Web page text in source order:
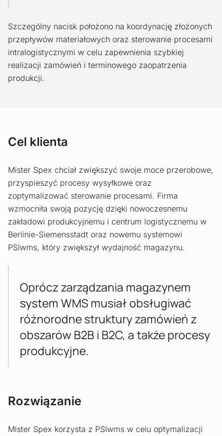
Szczególny nacisk położono na koordynację złożonych
przepływów materiałowych oraz sterowanie procesami
intralogistycznymi w celu zapewnienia szybkiej
realizacji zamówień i terminowego zaopatrzenia
produkcji.
Cel klienta
Mister Spex chciał zwiększyć swoje moce przerobowe,
przyspieszyć procesy wysyłkowe oraz
zoptymalizować sterowanie procesami. Firma
wzmocniła swoją pozycję dzięki nowoczesnemu
zakładowi produkcyjnemu i centrum logistycznemu w
Berlinie-Siemensstadt oraz nowemu systemowi
PSIwms, który zwiększył wydajność magazynu.
Oprócz zarządzania magazynem
system WMS musiał obsługiwać
różnorodne struktury zamówień z
obszarów B2B i B2C, a także procesy
produkcyjne.
Rozwiązanie
Mister Spex korzysta z PSIwms w celu optymalizacji